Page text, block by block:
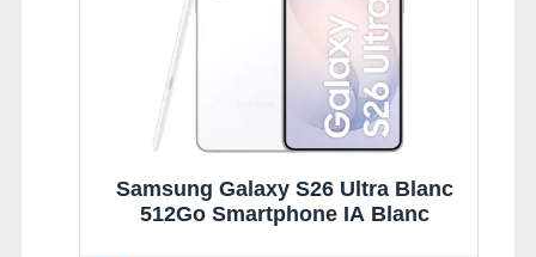
Samsung Galaxy S26 Ultra Blanc
512Go Smartphone IA Blanc